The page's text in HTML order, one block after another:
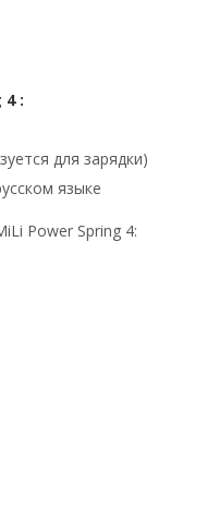
:
для зарядки)
языке
Power Spring 4: